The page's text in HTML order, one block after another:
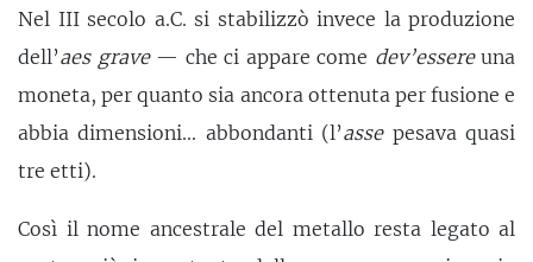
Nel III secolo a.C. si stabilizzò invece la produzione
dell’aes grave— che ci appare come dev’essereuna
moneta, per quanto sia ancora ottenuta per fusione e
abbia dimensioni... abbondanti (l’assepesava quasi
tre etti).
Così il nome ancestrale del metallo resta legato al